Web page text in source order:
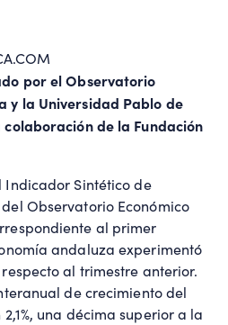
por el Observatorio
y la Universidad Pablo de
de la Fundación
Indicador Sintético de
Observatorio Económico
al primer
andaluza experimentó
al trimestre anterior.
de crecimiento del
una décima superior a la